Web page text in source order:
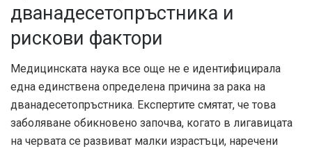
дванадесетопръстника и
рискови фактори
Медицинската наука все още не е идентифицирала
една единствена определена причина за рака на
дванадесетопръстника. Експертите смятат, че това
заболяване обикновено започва, когато в лигавицата
на червата се развиват малки израстъци, наречени